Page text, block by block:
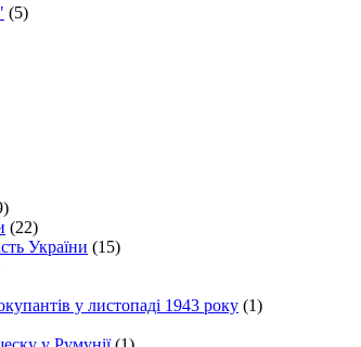
(5)
(22)
України (15)
у листопаді 1943 року (1)